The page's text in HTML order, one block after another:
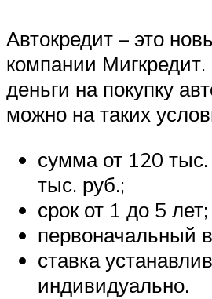
Автокредит – это
компании
деньги на покупку
можно на таких
сумма от 120
тыс. руб.;
срок от 1 до 5 лет;
первоначальный
ставка
индивидуально.